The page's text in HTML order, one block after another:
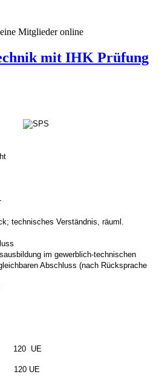
Mitglieder online
mit IHK Prüfung
technisches Verständnis, räuml.
im gewerblich-technischen
Abschluss (nach Rücksprache
120 UE
120 UE